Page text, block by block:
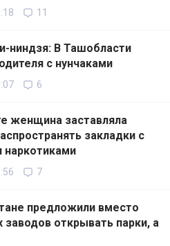
11
ниндзя: В Ташобласти
с нунчаками
6
женщина заставляла
закладки с
7
предложили вместо
заводов открывать парки, а